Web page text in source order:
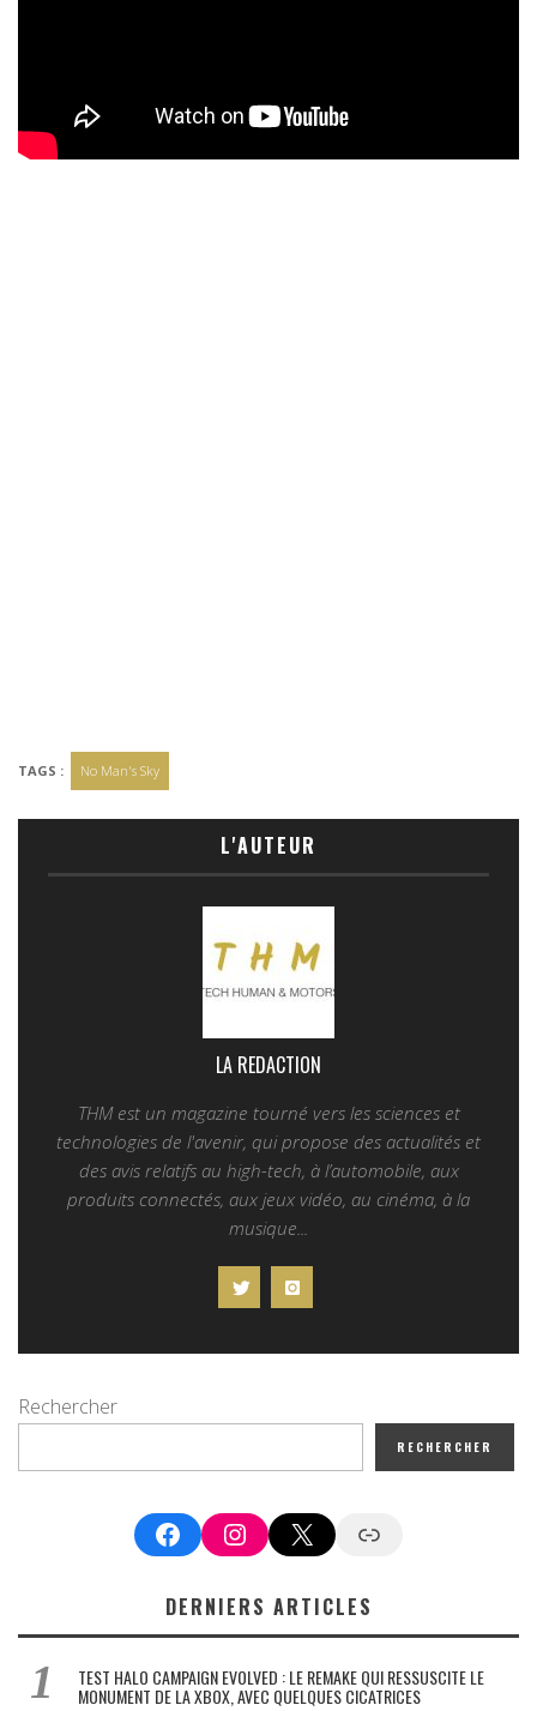
TAGS : No Man's Sky
L'AUTEUR
LA REDACTION
THM est un magazine tourné vers les sciences et
technologies de l'avenir, qui propose des actualités et
des avis relatifs au high-tech, à l’automobile, aux
produits connectés, aux jeux vidéo, au cinéma, à la
musique...
Rechercher
RECHERCHER
FacebookInstagram
X Google News
DERNIERS ARTICLES
TEST HALO CAMPAIGN EVOLVED : LE REMAKE QUI RESSUSCITE LE
MONUMENT DE LA XBOX, AVEC QUELQUES CICATRICES